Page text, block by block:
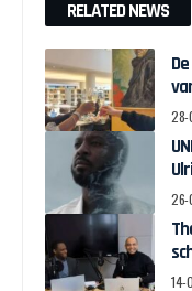
RELATED NEWS
28-
26-
14-